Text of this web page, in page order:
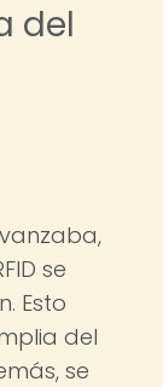
del
se
Esto
del
se